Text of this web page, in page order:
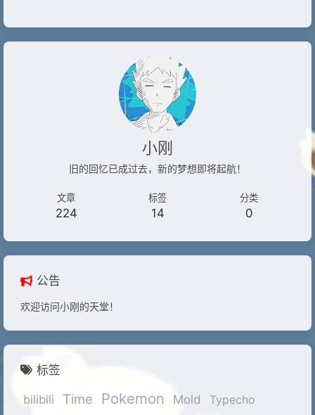
小刚
旧的回忆已成过去，新的梦想即将起航！
文章
224
标签
14
分类
0
公告
欢迎访问小刚的天堂！
标签
bilibili Time Pokemon Mold Typecho